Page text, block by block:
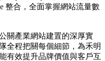
整合，全面掌握網站流量數
關產業網站建置的深厚實
全程把關每個細節，為禾明
有效提升品牌價值與客戶互